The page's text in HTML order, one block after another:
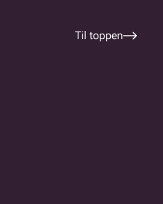
Til toppen